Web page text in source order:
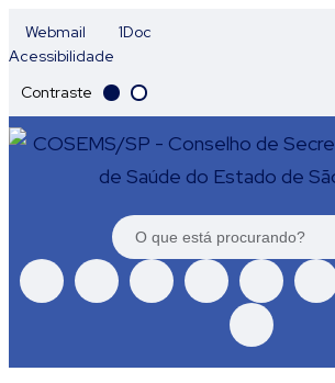
Webmail
1Doc
Acessibilidade
Contraste